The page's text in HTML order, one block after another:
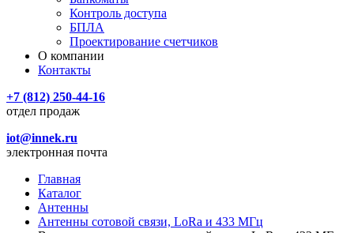
Контроль доступа
БПЛА
Проектирование счетчиков
О компании
Контакты
+7 (812) 250-44-16
отдел продаж
iot@innek.ru
электронная почта
Главная
Каталог
Антенны
Антенны сотовой связи, LoRa и 433 МГц